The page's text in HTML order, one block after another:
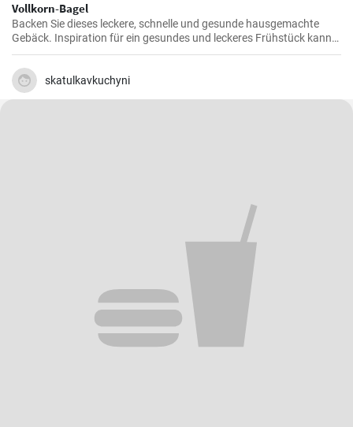
Vollkorn-Bagel
Backen Sie dieses leckere, schnelle und gesunde hausgemachte
Gebäck. Inspiration für ein gesundes und leckeres Frühstück kann
man nie genug haben.
skatulkavkuchyni